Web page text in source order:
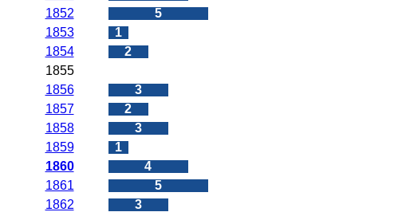
1852
5
1853
1
1854
2
1855
1856
3
1857
2
1858
3
1859
1
1860
4
1861
5
1862
3